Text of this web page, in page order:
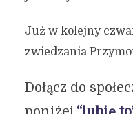
Już w kolejny
zwiedzania
Dołącz do